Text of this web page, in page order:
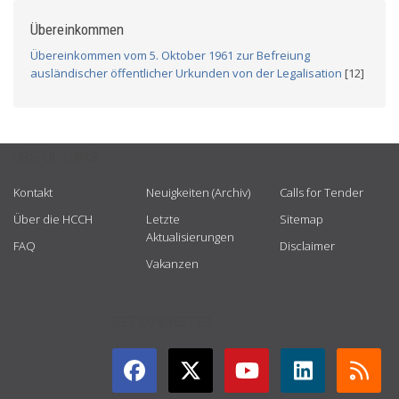
Übereinkommen
Übereinkommen vom 5. Oktober 1961 zur Befreiung
ausländischer öffentlicher Urkunden von der Legalisation [12]
Kontakt
Über die HCCH
FAQ
Neuigkeiten (Archiv)
Letzte
Aktualisierungen
Vakanzen
Calls for Tender
Sitemap
Disclaimer